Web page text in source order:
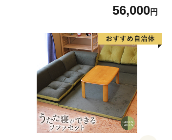
ス S ベージュ シングル コスパ 寝具
高反発 三つ折りマットレス 折りた
たみ 10cm シングルマットレス 日
用品 腰痛改善 滋賀県 豊郷町
56,000円